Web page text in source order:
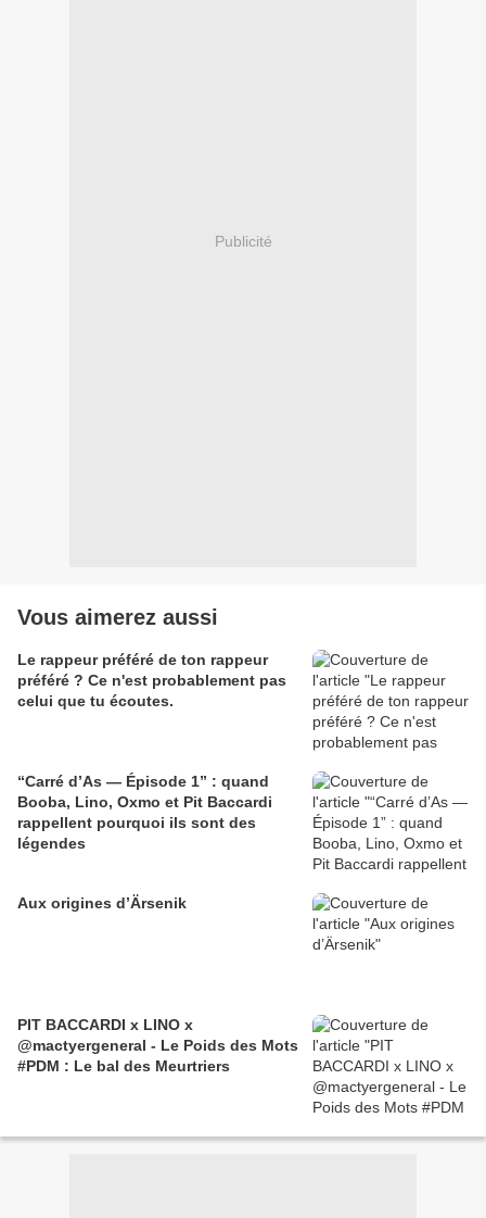
Publicité
Vous aimerez aussi
Le rappeur préféré de ton rappeur
préféré ? Ce n'est probablement pas
celui que tu écoutes.
“Carré d’As — Épisode 1” : quand
Booba, Lino, Oxmo et Pit Baccardi
rappellent pourquoi ils sont des
légendes
Aux origines d’Ärsenik
PIT BACCARDI x LINO x
‪@mactyergeneral‬ - Le Poids des Mots
#PDM : Le bal des Meurtriers